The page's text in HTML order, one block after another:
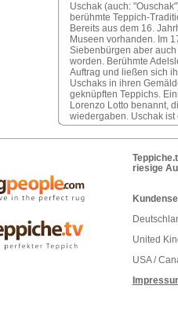
Uschak (auch:
berühmte Teppich-
Bereits aus dem 16.
Museen vorhanden. Im
Siebenbürgen aber
worden. Berühmte
Auftrag und ließen sich
Uschaks in ihren
geknüpften Teppichs.
Lorenzo Lotto benannt,
wiedergaben. Uschak
riesige
United
USA /